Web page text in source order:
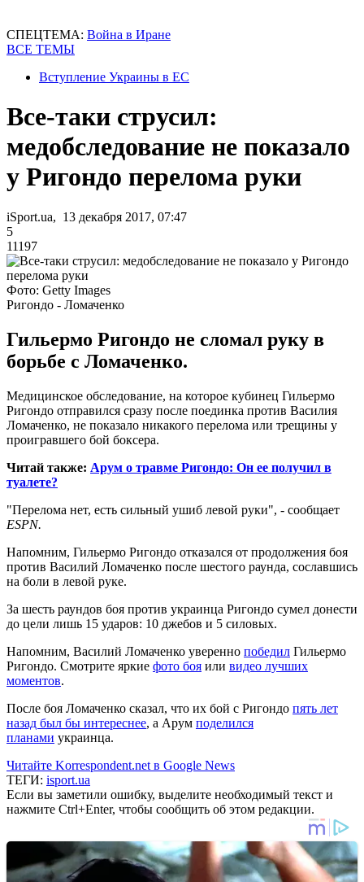
СПЕЦТЕМА: Война в Иране
ВСЕ ТЕМЫ
Вступление Украины в ЕС
Все-таки струсил:
медобследование не показало
у Ригондо перелома руки
iSport.ua, 13 декабря 2017, 07:47
5
11197
Фото: Getty Images
Ригондо - Ломаченко
Гильермо Ригондо не сломал руку в
борьбе с Ломаченко.
Медицинское обследование, на которое кубинец Гильермо
Ригондо отправился сразу после поединка против Василия
Ломаченко, не показало никакого перелома или трещины у
проигравшего бой боксера.
Читай также: Арум о травме Ригондо: Он ее получил в
туалете?
"Перелома нет, есть сильный ушиб левой руки", - сообщает
ESPN.
Напомним, Гильермо Ригондо отказался от продолжения боя
против Василий Ломаченко после шестого раунда, сославшись
на боли в левой руке.
За шесть раундов боя против украинца Ригондо сумел донести
до цели лишь 15 ударов: 10 джебов и 5 силовых.
Напомним, Василий Ломаченко уверенно победил Гильермо
Ригондо. Смотрите яркие фото боя или видео лучших
моментов.
После боя Ломаченко сказал, что их бой с Ригондо пять лет
назад был бы интереснее, а Арум поделился
планами украинца.
Читайте Korrespondent.net в Google News
ТЕГИ: isport.ua
Если вы заметили ошибку, выделите необходимый текст и
нажмите Ctrl+Enter, чтобы сообщить об этом редакции.